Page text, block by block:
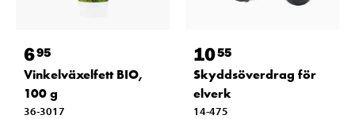
695
Vinkelväxelfett BIO,
100 g
36-3017
1055
Skyddsöverdrag för
elverk
14-475